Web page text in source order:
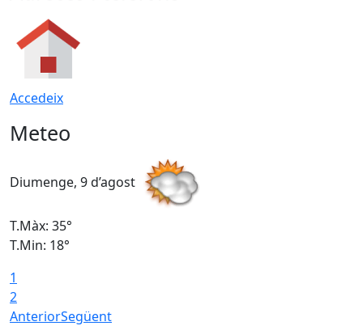
Accedeix
Meteo
Diumenge, 9 d’agost
T.Màx: 35°
T.Min: 18°
1
2
AnteriorSegüent